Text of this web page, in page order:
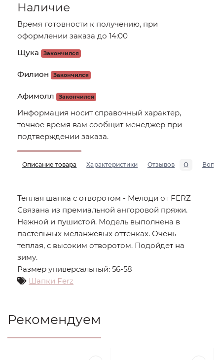
Наличие
Время готовности к получению, при
оформлении заказа до 14:00
Щука
Закончился
Филион Закончился
Афимолл Закончился
Информация носит справочный характер,
точное время вам сообщит менеджер при
подтверждении заказа.
Описание товара Характеристики Отзывов 0
Теплая шапка с отворотом - Мелоди от FERZ
Связана из премиальной ангоровой пряжи.
Нежной и пушистой. Модель выполнена в
пастельных меланжевых оттенках. Очень
теплая, с высоким отворотом. Подойдет на
зиму.
Размер универсальный: 56-58
Шапки Ferz
Рекомендуем